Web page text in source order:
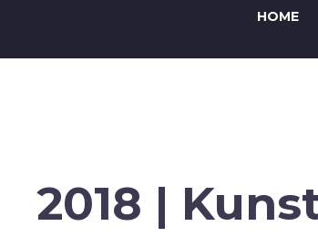
HOME
2018 |